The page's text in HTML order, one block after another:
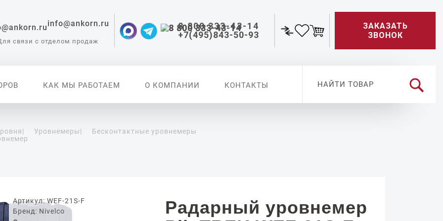
info@ankorn.ru
связи с отделом продаж
8 800 333-43-14
+7(495)843-50-93
ЗАКАЗАТЬ
ЗВОНОК
КАК МЫ РАБОТАЕМ О КОМПАНИИ КОНТАКТЫ
для
| Уровнемеры|
Бесконтактные уровнемеры
Артикул: WEF-21S-F
Бренд: Nivelco
Радарный уровнемер